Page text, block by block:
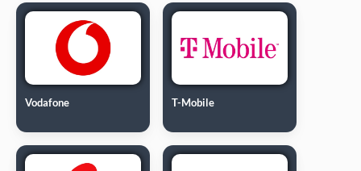
Vodafone T-Mobile